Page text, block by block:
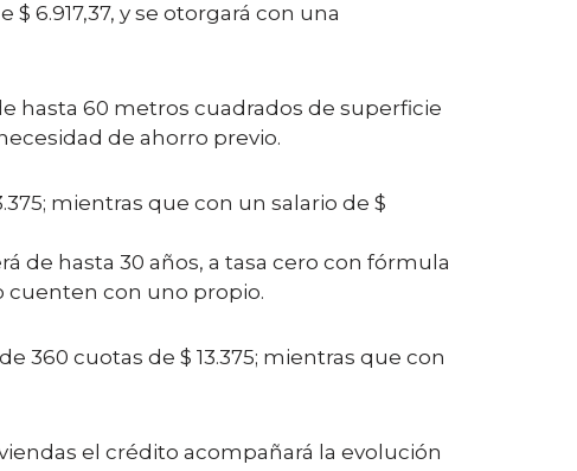
6.917,37, y se otorgará con una
hasta 60 metros cuadrados de superficie
de ahorro previo.
mientras que con un salario de $
de hasta 30 años, a tasa cero con fórmula
cuenten con uno propio.
360 cuotas de $ 13.375; mientras que con
el crédito acompañará la evolución